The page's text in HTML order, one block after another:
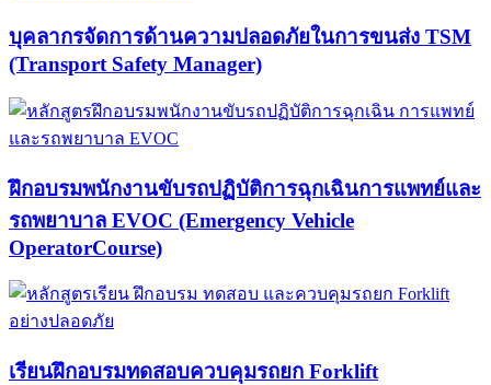
บุคลากรจัดการด้านความปลอดภัยในการขนส่ง TSM
(Transport Safety Manager)
ฝึกอบรมพนักงานขับรถปฏิบัติการฉุกเฉินการแพทย์และ
รถพยาบาล EVOC (Emergency Vehicle
OperatorCourse)
เรียนฝึกอบรมทดสอบควบคุมรถยก Forklift​